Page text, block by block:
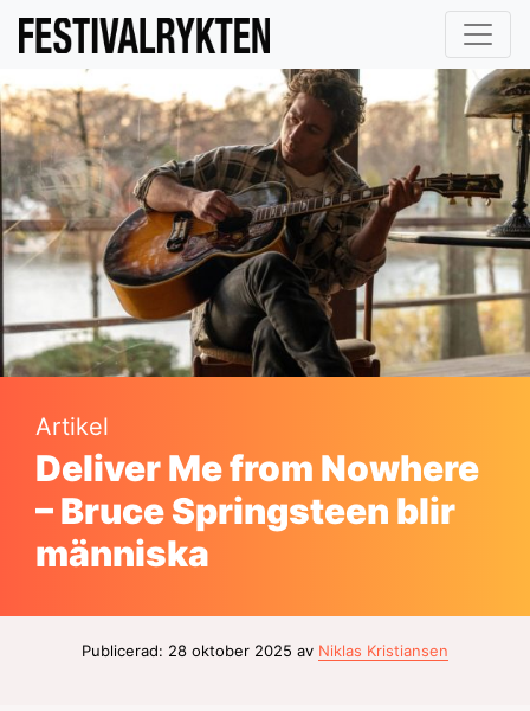
Artikel
Deliver Me from Nowhere
– Bruce Springsteen blir
människa
Publicerad: 28 oktober 2025 av Niklas Kristiansen